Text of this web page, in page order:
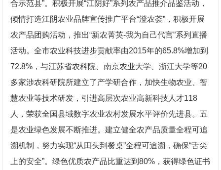
合示范县”。积极开展“江阴好”系列农产品推介品鉴活动，
倾情打造江阴农业品牌宣传推广平台“澄农荟”，积极开展
农产品团购活动，推出“新农菁英-我为自己代言”系列直播
活动。全市农业科技进步贡献率由2015年的65.8%增加到
72.8%，与江苏省农科院、南京农业大学、浙江大学等20
多家涉农科研院所建立了产学研合作，加快生物农业、智
慧农业等技术研发，引进高层次农业高新科技人才118
人，荣获全国县域数字农业农村发展水平评价先进县。五
是农业绿色发展不断推进。建立健全农产品质量全程可追
溯机制，努力实现“从田头到餐桌”全程可追溯，确保“舌尖
上的安全”。绿色优质农产品比重达到80%，获得绿色证书